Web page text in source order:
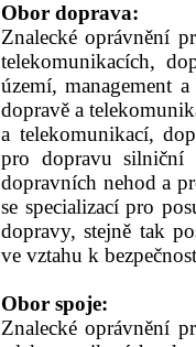
Obor doprava:
Znalecké oprávnění
telekomunikacích,
území, management
dopravě a
a telekomunikací,
pro dopravu silniční
dopravních nehod a
se specializací pro
dopravy, stejně tak
ve vztahu k
Obor spoje:
Znalecké oprávnění